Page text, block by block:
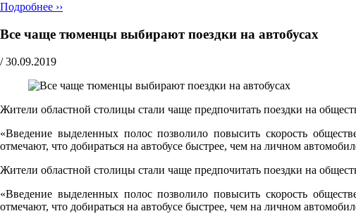
Подробнее ››
Все чаще тюменцы выбирают поездки на автобусах
/ 30.09.2019
Жители областной столицы стали чаще предпочитать поездки на
«Введение выделенных полос позволило повысить скорость
отмечают, что добираться на автобусе быстрее, чем на личном
Жители областной столицы стали чаще предпочитать поездки на
«Введение выделенных полос позволило повысить скорость
отмечают, что добираться на автобусе быстрее, чем на личном